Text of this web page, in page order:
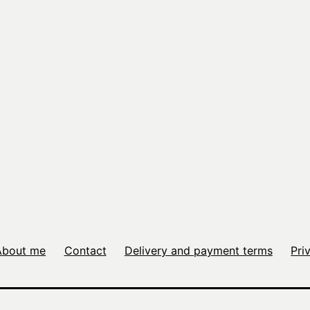
me Contact Delivery and payment terms